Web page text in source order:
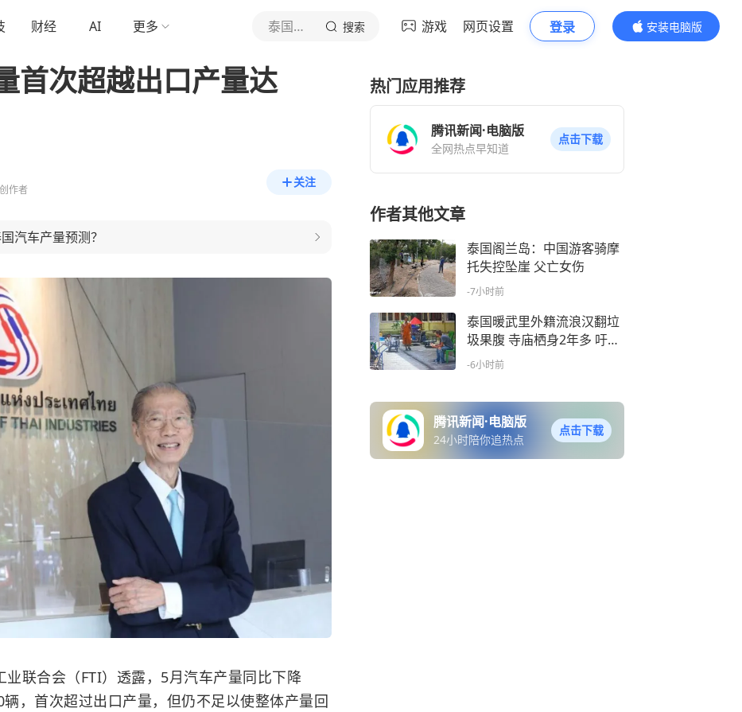
财经 AI 更多 泰国中文社 搜索 游戏 网页设置 登录
安装电脑版
内容更精彩
首次超越出口产量达
作者
关注
汽车产量预测？
联合会（FTI）透露，5月汽车产量同比下降
，首次超过出口产量，但仍不足以使整体产量回
热门应用推荐
腾讯新闻·电脑版
全网热点早知道
点击下载
作者其他文章
泰国阁兰岛：中国游客骑摩
托失控坠崖 父亡女伤
-7小时前
泰国暖武里外籍流浪汉翻垃
圾果腹 寺庙栖身2年多 吁求
助
-6小时前
腾讯新闻·电脑版
24小时陪你追热点
点击下载